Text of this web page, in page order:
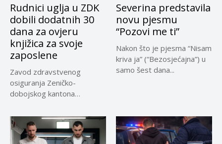
Rudnici uglja u ZDK
dobili dodatnih 30
dana za ovjeru
knjižica za svoje
zaposlene
Zavod zdravstvenog
osiguranja Zeničko-
dobojskog kantona
30 dana...
Severina predstavila
novu pjesmu
“Pozovi me ti”
Nakon što je pjesma “Nisam
kriva ja” (“Bezosjećajna”) u
samo šest dana...